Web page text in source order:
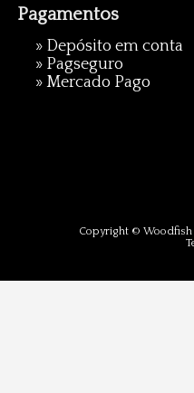
Pagamentos
» Depósito em conta
» Pagseguro
» Mercado Pago
Copyright © Woodfish